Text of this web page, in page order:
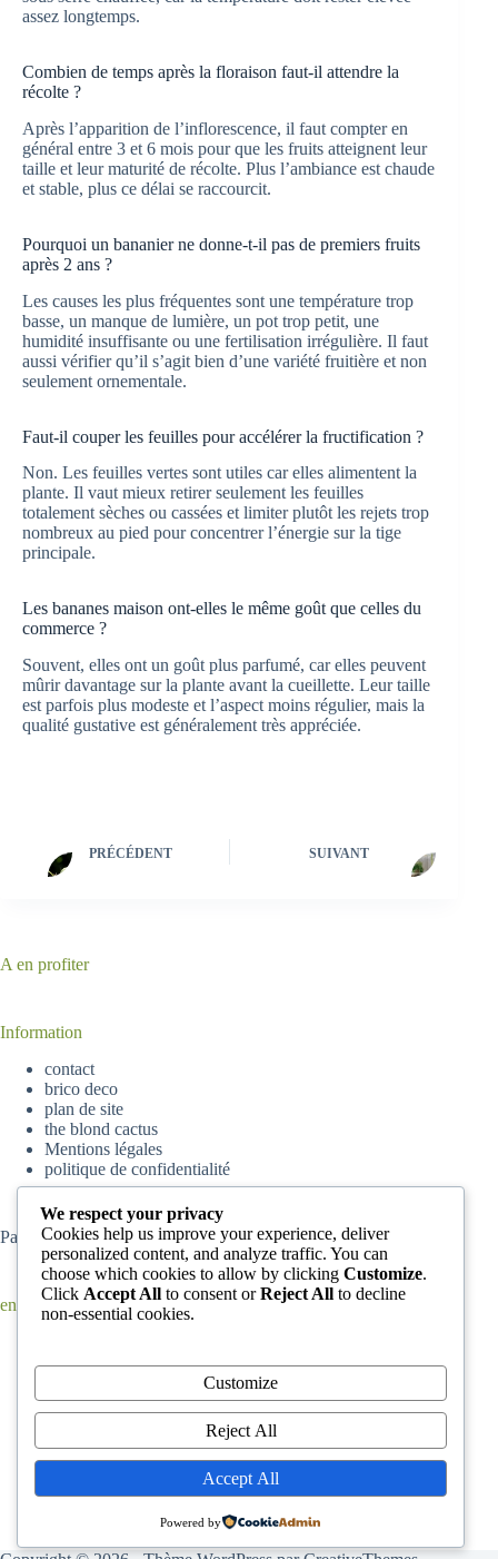
assez longtemps.
Combien de temps après la floraison faut-il attendre la
récolte ?
Après l’apparition de l’inflorescence, il faut compter en
général entre 3 et 6 mois pour que les fruits atteignent leur
taille et leur maturité de récolte. Plus l’ambiance est chaude
et stable, plus ce délai se raccourcit.
Pourquoi un bananier ne donne-t-il pas de premiers fruits
après 2 ans ?
Les causes les plus fréquentes sont une température trop
basse, un manque de lumière, un pot trop petit, une
humidité insuffisante ou une fertilisation irrégulière. Il faut
aussi vérifier qu’il s’agit bien d’une variété fruitière et non
seulement ornementale.
Faut-il couper les feuilles pour accélérer la fructification ?
Non. Les feuilles vertes sont utiles car elles alimentent la
plante. Il vaut mieux retirer seulement les feuilles
totalement sèches ou cassées et limiter plutôt les rejets trop
nombreux au pied pour concentrer l’énergie sur la tige
principale.
Les bananes maison ont-elles le même goût que celles du
commerce ?
Souvent, elles ont un goût plus parfumé, car elles peuvent
mûrir davantage sur la plante avant la cueillette. Leur taille
est parfois plus modeste et l’aspect moins régulier, mais la
qualité gustative est généralement très appréciée.
PRÉCÉDENT SUIVANT
A en profiter
Information
contact
brico deco
plan de site
the blond cactus
Mentions légales
politique de confidentialité
Partenaireparisskyscrapers
en ce moment
tapis ?
Comment Accrocher son Horloge Murale : conseils pour
positionner une horloge murale
Comment hiverner sa piscine ?
L’arbre de Judée est-il vraiment un bon choix pour les
petits jardins ?
Calculer une poutre IPN : comment être certain que votre
calcul est juste avant d’ouvrir un mur porteur ?
We respect your privacy
Cookies help us improve your experience, deliver
personalized content, and analyze traffic. You can
choose which cookies to allow by clicking Customize.
Click Accept All to consent orReject All to decline
non-essential cookies.
Customize
Reject All
Accept All
Powered by